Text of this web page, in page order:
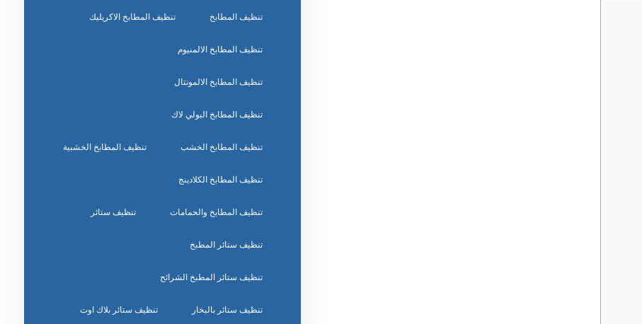
تنظيف المطابخ تنظيف المطابخ الاكريليك
تنظيف المطابخ الالمنيوم
تنظيف المطابخ الالمونتال
تنظيف المطابخ البولي لاك
تنظيف المطابخ الخشب تنظيف المطابخ الخشبية
تنظيف المطابخ الكلادينج
تنظيف المطابخ والحمامات تنظيف ستائر
تنظيف ستائر المطبخ
تنظيف ستائر المطبخ الشرائح
تنظيف ستائر بالبخار تنظيف ستائر بلاك اوت